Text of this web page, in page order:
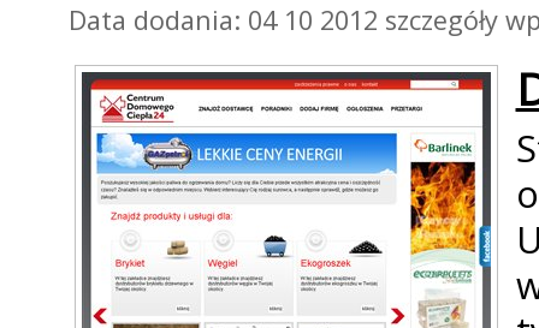
Data dodania: 04 10 2012 szczegóły